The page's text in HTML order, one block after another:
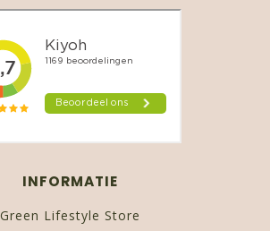
INFORMATIE
Green Lifestyle Store